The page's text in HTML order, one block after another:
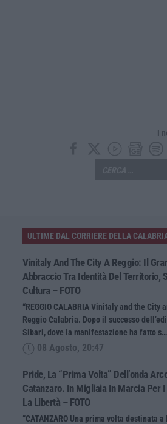
I
ULTIME DAL CORRIERE DELLA
Vinitaly And The City A Reggio: Il
Abbraccio Tra Identità Del Territorio,
Cultura – FOTO
“REGGIO CALABRIA Vinitaly and the City
Reggio Calabria. Dopo il successo
Sibari, dove la manifestazione ha fatto s…
08 Agosto, 20:47
Pride, La “prima Volta” Dell’onda
Catanzaro. In Migliaia In Marcia Per
La Libertà – FOTO
“CATANZARO Una prima volta destinata